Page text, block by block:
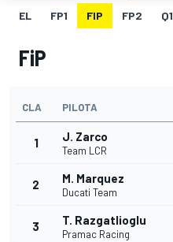
EL FP1 FIP FP2 Q1
FiP
CLA PILOTA
1 J. Zarco
Team LCR
2 M. Marquez
Ducati Team
3 T. Razgatlioglu
Pramac Racing